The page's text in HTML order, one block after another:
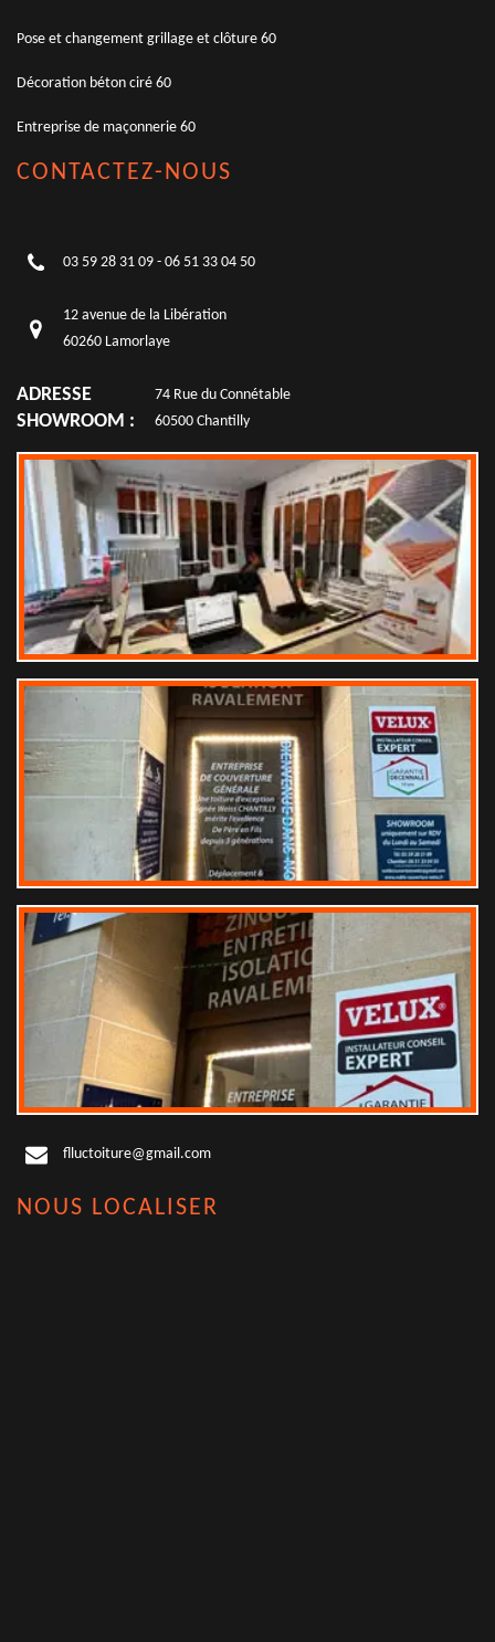
Pose et changement grillage et clôture 60
Décoration béton ciré 60
Entreprise de maçonnerie 60
CONTACTEZ-NOUS
03 59 28 31 09 - 06 51 33 04 50
12 avenue de la Libération
60260 Lamorlaye
ADRESSE
SHOWROOM :
74 Rue du Connétable
60500 Chantilly
flluctoiture@gmail.com
NOUS LOCALISER